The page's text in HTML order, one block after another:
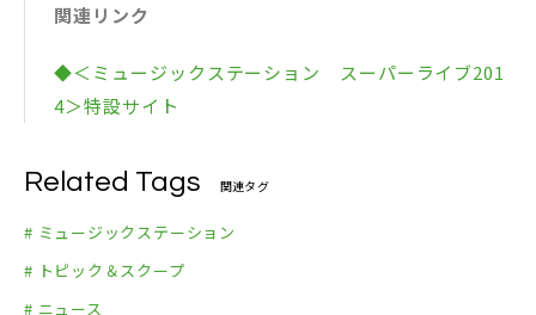
いきものがかり
EXILE TRIBE
AKB48
関ジャニ∞
神田沙也加
きゃりーぱみゅぱみゅ
関連リンク
◆＜ミュージックステーション スーパーライブ201
4＞特設サイト
Related Tags 関連タグ
# ミュージックステーション
# トピック＆スクープ
# ニュース